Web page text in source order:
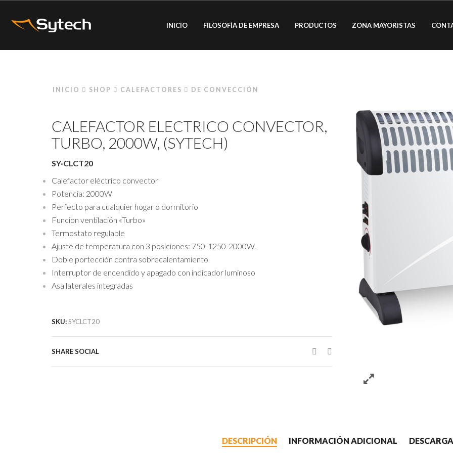
INICIO FILOSOFÍA DE EMPRESA PRODUCTOS ZONA MAYORISTAS
INICIO SHOP CALEFACTORES DE CONVECCIÓN
CALEFACTOR ELECTRICO CONVECTOR,
TURBO, 2000W, (SYTECH)
SY·CLCT20
Calefactor eléctrico convector
Potencia: 2000W
Perfecto para cualquier hogar o dormitorio
Funcion ventilación «Turbo»
Termostato regulable
Ajuste de temperatura con 3 posiciones: 750-1250-2000W.
Doble portección contra sobrecalentamiento
Interruptor de encendido y apagado con indicador luminoso
Asa laterales integradas
SKU:SYCLCT20
SHARE SOCIAL
DESCRIPCIÓN INFORMACIÓN ADICIONAL